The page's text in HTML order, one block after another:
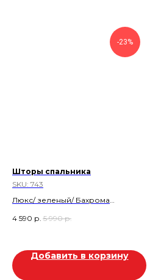
-23%
Шторы спальника
SKU: 743
Люкс/ зеленый/ Бахрома
Скидка 1.400 р
4 590 р. 5 990 р.
Добавить в корзину